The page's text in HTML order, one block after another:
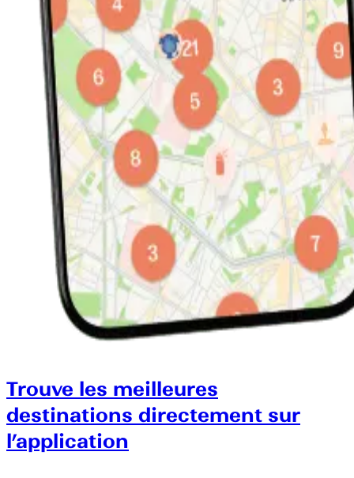
Trouve les meilleures
destinations directement sur
l’application